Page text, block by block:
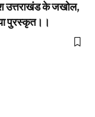
उत्तराखंड के जखोल,
पुरस्कृत।।